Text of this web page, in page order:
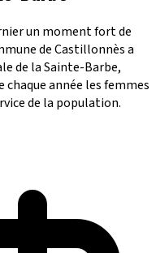
un moment fort de
de Castillonnès a
de la Sainte-Barbe,
année les femmes
de la population.